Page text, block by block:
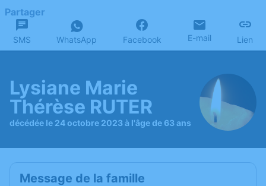
Partager
SMS WhatsApp Facebook E-mail Lien
Lysiane Marie
Thérèse RUTER
décédée le 24 octobre 2023 à l'âge de 63 ans
Message de la famille